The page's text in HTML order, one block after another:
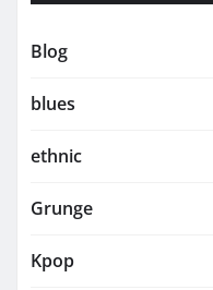
Blog
blues
ethnic
Grunge
Kpop